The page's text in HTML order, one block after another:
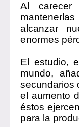
Al carecer
alcanzar
enormes
El estudio,
mundo,
secundarios
el aumento
éstos
para la